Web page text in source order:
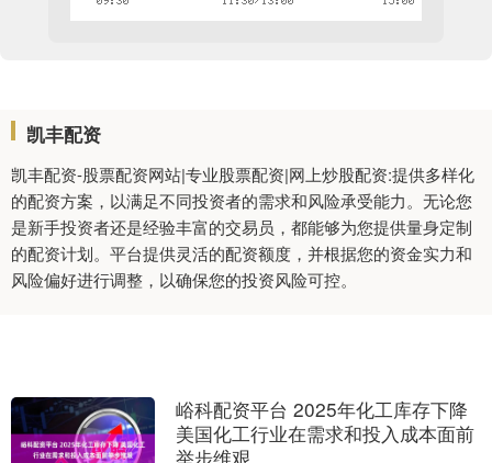
凯丰配资
凯丰配资-股票配资网站|专业股票配资|网上炒股配资:提供多样化
的配资方案，以满足不同投资者的需求和风险承受能力。无论您
是新手投资者还是经验丰富的交易员，都能够为您提供量身定制
的配资计划。平台提供灵活的配资额度，并根据您的资金实力和
风险偏好进行调整，以确保您的投资风险可控。
峪科配资平台 2025年化工库存下降
美国化工行业在需求和投入成本面前
举步维艰